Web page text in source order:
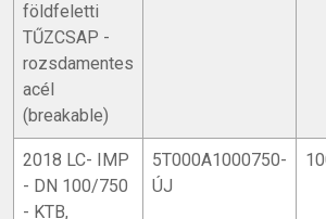
Öntvényrészek epoxibevonata GSK
Öntvényfej kiegészítő UV-álló
Karbantartási útmutató
https://interex-waga.hu/imp-tuzcsap-
földfeletti
TŰZCSAP -
rozsdamentes
acél
(breakable)
2018 LC- IMP
- DN 100/750
- KTB,
5T000A1000750-
ÚJ